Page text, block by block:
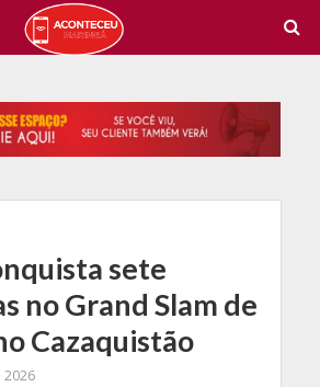
sete
no Grand Slam de
Cazaquistão
2026